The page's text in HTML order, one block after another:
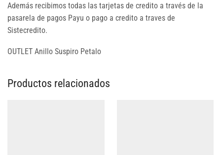
Además recibimos todas las tarjetas de credito a través de la
pasarela de pagos Payu o pago a credito a traves de
Sistecredito.
OUTLET Anillo Suspiro Petalo
Productos relacionados